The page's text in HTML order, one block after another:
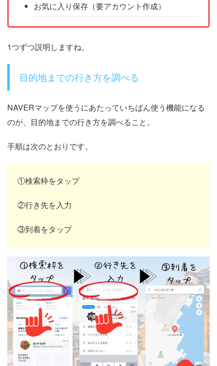
お気に入り保存（要アカウント作成）
1つずつ説明しますね。
目的地までの行き方を調べる
NAVERマップを使うにあたっていちばん使う機能になる
のが、目的地までの行き方を調べること。
手順は次のとおりです。
①検索枠をタップ
②行き先を入力
③到着をタップ